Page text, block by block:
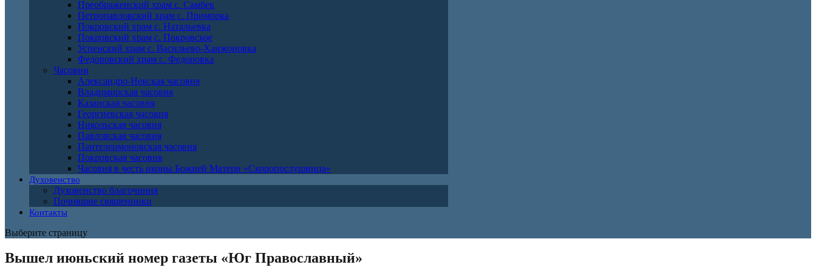
Преображенский храм с. Самбек
Петропавловский храм с. Приморка
Покровский храм с. Натальевка
Покровский храм с. Покровское
Успенский храм с. Васильево-Ханжоновка
Федоровский храм с. Федоровка
Часовни
Александро-Невская часовня
Владимирская часовня
Казанская часовня
Георгиевская часовня
Никольская часовня
Павловская часовня
Пантелеимоновская часовня
Покровская часовня
Часовня в честь иконы Божией Матери «Скоропослушница»
Духовенство
Духовенство благочиния
Почившие священники
Контакты
Выберите страницу
Вышел июньский номер газеты «Юг Православный»